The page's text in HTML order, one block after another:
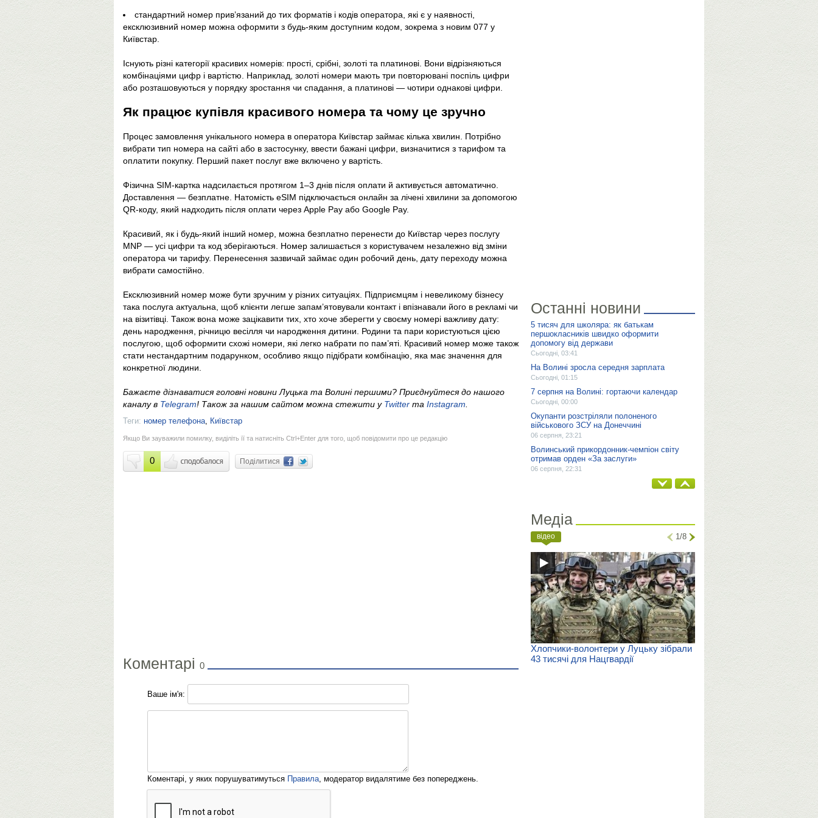
стандартний номер прив’язаний до тих форматів і кодів оператора, які є у наявності,
ексклюзивний номер можна оформити з будь-яким доступним кодом, зокрема з новим 077 у
Київстар.
Існують різні категорії красивих номерів: прості, срібні, золоті та платинові. Вони відрізняються
комбінаціями цифр і вартістю. Наприклад, золоті номери мають три повторювані поспіль цифри
або розташовуються у порядку зростання чи спадання, а платинові — чотири однакові цифри.
Як працює купівля красивого номера та чому це зручно
Процес замовлення унікального номера в оператора Київстар займає кілька хвилин. Потрібно
вибрати тип номера на сайті або в застосунку, ввести бажані цифри, визначитися з тарифом та
оплатити покупку. Перший пакет послуг вже включено у вартість.
Фізична SIM-картка надсилається протягом 1–3 днів після оплати й активується автоматично.
Доставлення — безплатне. Натомість eSIM підключається онлайн за лічені хвилини за допомогою
QR-коду, який надходить після оплати через Apple Pay або Google Pay.
Красивий, як і будь-який інший номер, можна безплатно перенести до Київстар через послугу
MNP — усі цифри та код зберігаються. Номер залишається з користувачем незалежно від зміни
оператора чи тарифу. Перенесення зазвичай займає один робочий день, дату переходу можна
вибрати самостійно.
Ексклюзивний номер може бути зручним у різних ситуаціях. Підприємцям і невеликому бізнесу
така послуга актуальна, щоб клієнти легше запам’ятовували контакт і впізнавали його в рекламі чи
на візитівці. Також вона може зацікавити тих, хто хоче зберегти у своєму номері важливу дату:
день народження, річницю весілля чи народження дитини. Родини та пари користуються цією
послугою, щоб оформити схожі номери, які легко набрати по пам’яті. Красивий номер може також
стати нестандартним подарунком, особливо якщо підібрати комбінацію, яка має значення для
конкретної людини.
Бажаєте дізнаватися головні новини Луцька та Волині першими? Приєднуйтеся до нашого
каналу в Telegram! Також за нашим сайтом можна стежити у Twitter та Instagram
Теги: номер телефона, Київстар
Якщо Ви зауважили помилку, виділіть її та натисніть Ctrl+Enter для того, щоб повідомити про це редакцію
0 Поділитися
Коментарі 0
Ваше ім'я:
Коментарі, у яких порушуватимуться Правила, модератор видалятиме без попереджень.
Останні новини
5 тисяч для школяра: як батькам
першокласників швидко оформити
допомогу від держави
Сьогодні, 03:41
На Волині зросла середня зарплата
Сьогодні, 01:15
7 серпня на Волині: гортаючи календар
Сьогодні, 00:00
Окупанти розстріляли полоненого
військового ЗСУ на Донеччині
06 серпня, 23:21
Волинський прикордонник-чемпіон світу
отримав орден «За заслуги»
06 серпня, 22:31
Медіа
відео 1/8
Хлопчики-волонтери у Луцьку зібрали
43 тисячі для Нацгвардії